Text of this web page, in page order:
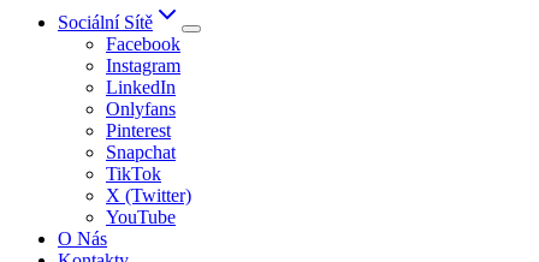
Sociální Sítě
Facebook
Instagram
LinkedIn
Onlyfans
Pinterest
Snapchat
TikTok
X (Twitter)
YouTube
O Nás